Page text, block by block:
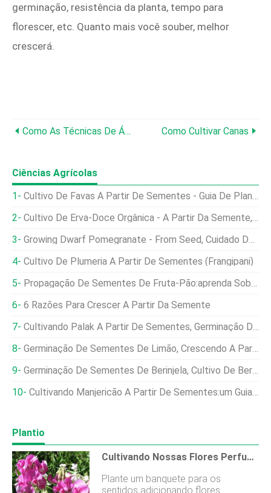
germinação, resistência da planta, tempo para
florescer, etc. Quanto mais você souber, melhor
crescerá.
Como As Técnicas De Água Transformaram Um Deserto De Meio Acre Em Um Jardim Exuberante Como Cultivar Canas
Ciências Agrícolas
Cultivo De Favas A Partir De Sementes - Guia De Plantio
Cultivo De Erva-Doce Orgânica - A Partir Da Semente, Guia De Plantio
Growing Dwarf Pomegranate - From Seed, Cuidado De Inverno
Cultivo De Plumeria A Partir De Sementes (Frangipani)
Propagação De Sementes De Fruta-Pão:aprenda Sobre O Cultivo De Fruta-Pão A Partir De Sementes
6 Razões Para Crescer A Partir Da Semente
Cultivando Palak A Partir De Sementes, Germinação De Sementes De Espinafre
Germinação De Sementes De Limão, Crescendo A Partir De Semente (Citrus)
Germinação De Sementes De Berinjela, Cultivo De Berinjela A Partir De Sementes
Cultivando Manjericão A Partir De Sementes:um Guia Passo A Passo
Plantio
Cultivando Nossas Flores Perfumadas Favoritas
Plante um banquete para os
sentidos adicionando flores